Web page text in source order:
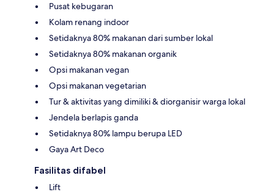
Pusat kebugaran
Kolam renang indoor
Setidaknya 80% makanan dari sumber lokal
Setidaknya 80% makanan organik
Opsi makanan vegan
Opsi makanan vegetarian
Tur & aktivitas yang dimiliki & diorganisir warga lokal
Jendela berlapis ganda
Setidaknya 80% lampu berupa LED
Gaya Art Deco
Fasilitas difabel
Lift